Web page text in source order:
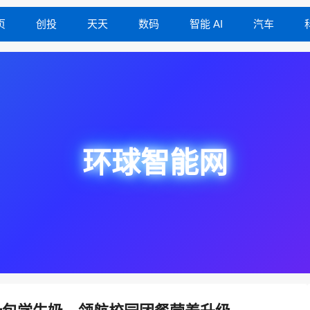
创投 天天 数码 智能 AI 汽车
环球智能网